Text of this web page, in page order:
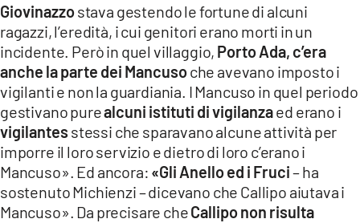
Giovinazzostava gestendo le fortune di alcuni
ragazzi, l’eredità, i cui genitori erano morti in un
incidente. Però in quel villaggio, Porto Ada, c’era
anche la parte dei Mancusoche avevano imposto i
vigilanti e non la guardiania. I Mancuso in quel periodo
gestivano purealcuni istituti di vigilanzaed erano i
vigilantes stessi che sparavano alcune attività per
imporre il loro servizio e dietro di loro c’erano i
Mancuso». Ed ancora: «Gli Anello ed i Fruci– ha
sostenuto Michienzi – dicevano che Callipo aiutava i
Mancuso». Da precisare cheCallipo non risulta